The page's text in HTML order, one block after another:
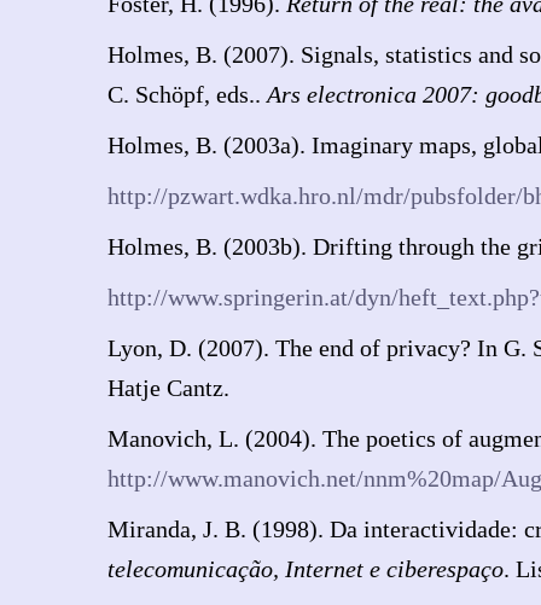
Holmes, B. (2007). Signals, statistics and
C. Schöpf, eds.. Ars electronica 2007:
Holmes, B. (2003a). Imaginary maps,
http://pzwart.wdka.hro.nl/mdr/pubsfolder/
Holmes, B. (2003b). Drifting through the
http://www.springerin.at/dyn/
Lyon, D. (2007). The end of privacy? In G.
Hatje Cantz.
Manovich, L. (2004). The poetics of
http://www.manovich.net/nnm%20map/
Miranda, J. B. (1998). Da interactividade:
telecomunicação, Internet e ciberespaço.